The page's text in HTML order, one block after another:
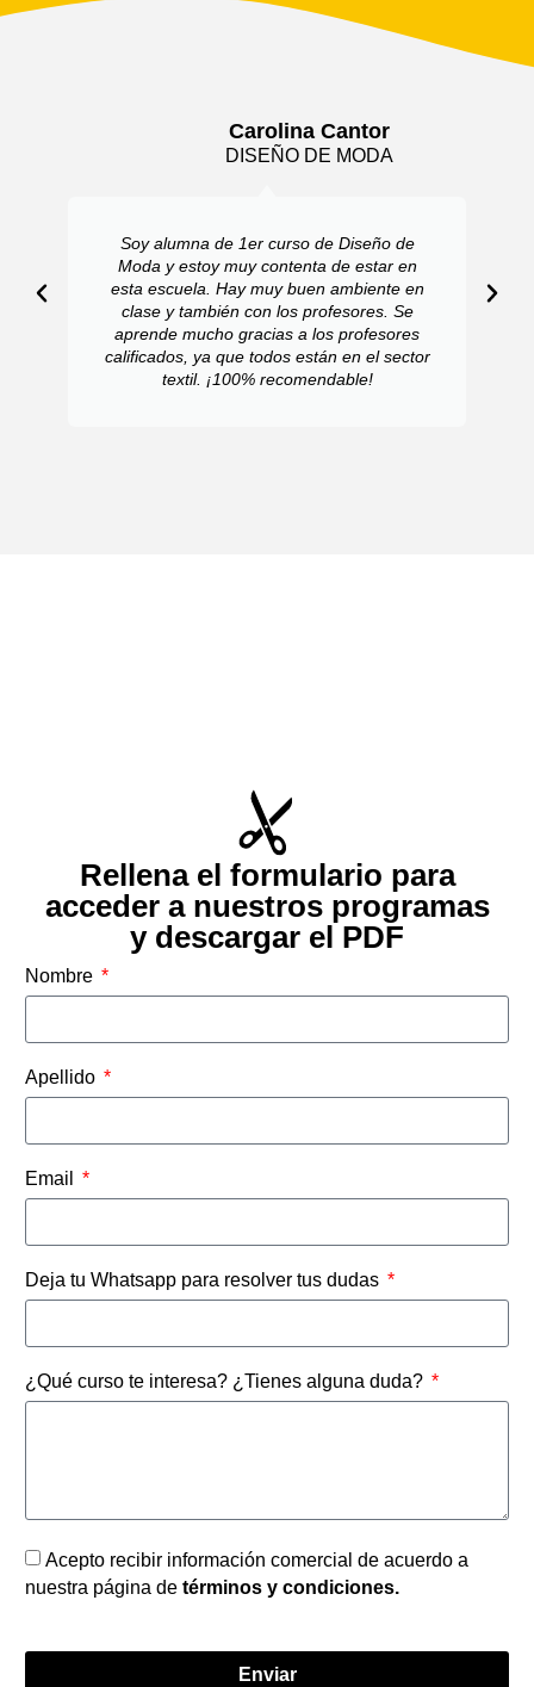
Soy alumna de 1er curso de Diseño de
Moda y estoy muy contenta de estar en
esta escuela. Hay muy buen ambiente en
clase y también con los profesores. Se
aprende mucho gracias a los profesores
calificados, ya que todos están en el sector
textil. ¡100% recomendable!
Carolina Cantor
DISEÑO DE MODA
Rellena el formulario para
acceder a nuestros programas
y descargar el PDF
Nombre
Apellido
Email
Deja tu Whatsapp para resolver tus dudas
¿Qué curso te interesa? ¿Tienes alguna duda?
Acepto recibir información comercial de acuerdo a
nuestra página de términos y condiciones.
Enviar